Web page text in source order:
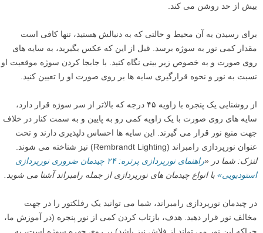
بیش از حد روشن می کند.
برای رسیدن به آن محیط و حالتی که به دنبالش هستید، تنها کافی است
مقدار کمی نور به سوژه برسد. قبل از این که عکس بگیرید، به سایه های
روی صورت و به خصوص زیر بینی نگاه کنید. با جابجا کردن سوژه موقعیت او
نسبت به نور و نحوه قرارگیری سایه ها بر روی صورت او را تعیین کنید.
از روشنایی یک پنجره با زاویه ۴۵ درجه که بالاتر از سر سوژه قرار دارد،
سایه های روی صورت با یک زاویه کمی رو به پایین و به سمت کنار در خلاف
جهت منبع نور قرار می گیرند. این سایه ها احساس دلپذیری دارند و تحت
عنوان نورپردازی رامبراند (Rembrandt Lighting) نیز شناخته می شوند.
لنزک: شما در «
راهنمای نورپردازی پرتره: ۲۴ چیدمان ضروری نورپردازی
استودیویی» با انواع چیدمان های نورپردازی از جمله رامبراند آشنا می شوید.
در چیدمان نورپردازی رامبراند، شما می توانید یک رفلکتور را در جهت
مخالف نور قرار دهید. هدف، بازتاب کردن کمی از نور پنجره (در آموزش ما،
چراکه این نور می تواند از فلاش نیز باشد) بر روی چهره سوژه است، به